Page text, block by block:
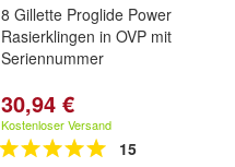
8 Gillette Proglide Power
Rasierklingen in OVP mit
Seriennummer
30,94 €
Kostenloser Versand
15